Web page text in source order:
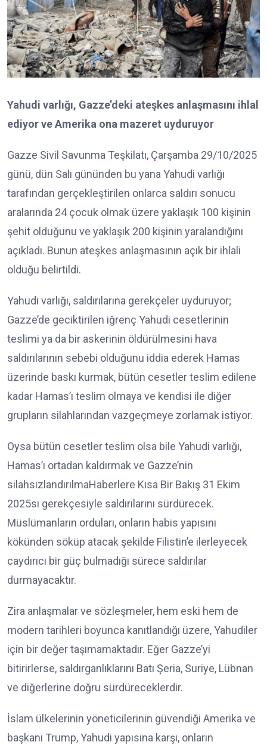
Yahudi varlığı, Gazze’deki ateşkes anlaşmasını ihlal
ediyor ve Amerika ona mazeret uyduruyor
Gazze Sivil Savunma Teşkilatı, Çarşamba 29/10/2025
günü, dün Salı gününden bu yana Yahudi varlığı
tarafından gerçekleştirilen onlarca saldırı sonucu
aralarında 24 çocuk olmak üzere yaklaşık 100 kişinin
şehit olduğunu ve yaklaşık 200 kişinin yaralandığını
açıkladı. Bunun ateşkes anlaşmasının açık bir ihlali
olduğu belirtildi.
Yahudi varlığı, saldırılarına gerekçeler uyduruyor;
Gazze’de geciktirilen iğrenç Yahudi cesetlerinin
teslimi ya da bir askerinin öldürülmesini hava
saldırılarının sebebi olduğunu iddia ederek Hamas
üzerinde baskı kurmak, bütün cesetler teslim edilene
kadar Hamas’ı teslim olmaya ve kendisi ile diğer
grupların silahlarından vazgeçmeye zorlamak istiyor.
Oysa bütün cesetler teslim olsa bile Yahudi varlığı,
Hamas’ı ortadan kaldırmak ve Gazze’nin
silahsızlandırılmaHaberlere Kısa Bir Bakış 31 Ekim
2025sı gerekçesiyle saldırılarını sürdürecek.
Müslümanların orduları, onların habis yapısını
kökünden söküp atacak şekilde Filistin’e ilerleyecek
caydırıcı bir güç bulmadığı sürece saldırılar
durmayacaktır.
Zira anlaşmalar ve sözleşmeler, hem eski hem de
modern tarihleri boyunca kanıtlandığı üzere, Yahudiler
için bir değer taşımamaktadır. Eğer Gazze’yi
bitirirlerse, saldırganlıklarını Batı Şeria, Suriye, Lübnan
ve diğerlerine doğru sürdüreceklerdir.
İslam ülkelerinin yöneticilerinin güvendiği Amerika ve
başkanı Trump, Yahudi yapısına karşı, onların